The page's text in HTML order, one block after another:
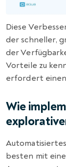
Diese
der schneller,
der
Vorteile zu
erfordert
Wie
besten mit